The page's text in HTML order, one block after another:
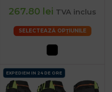
267.80 lei TVA inclus
SELECTEAZĂ OPȚIUNILE
EXPEDIEM IN 24 DE ORE